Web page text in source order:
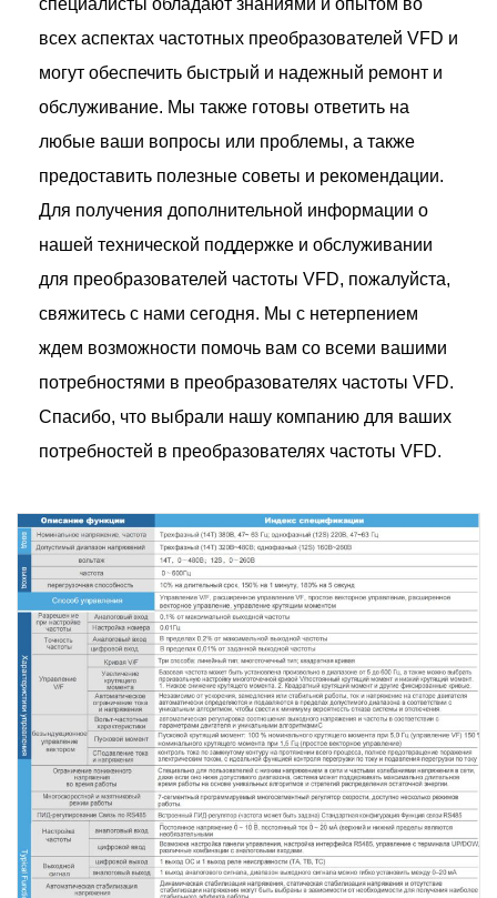
всех аспектах частотных преобразователей VFD и
могут обеспечить быстрый и надежный ремонт и
обслуживание. Мы также готовы ответить на
любые ваши вопросы или проблемы, а также
предоставить полезные советы и рекомендации.
Для получения дополнительной информации о
нашей технической поддержке и обслуживании
для преобразователей частоты VFD, пожалуйста,
свяжитесь с нами сегодня. Мы с нетерпением
ждем возможности помочь вам со всеми вашими
потребностями в преобразователях частоты VFD.
Спасибо, что выбрали нашу компанию для ваших
потребностей в преобразователях частоты VFD.